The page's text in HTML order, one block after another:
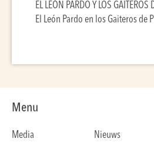
EL LEÓN PARDO Y LOS GAITEROS
El León Pardo en los Gaiteros de
Menu
Media Nieuws